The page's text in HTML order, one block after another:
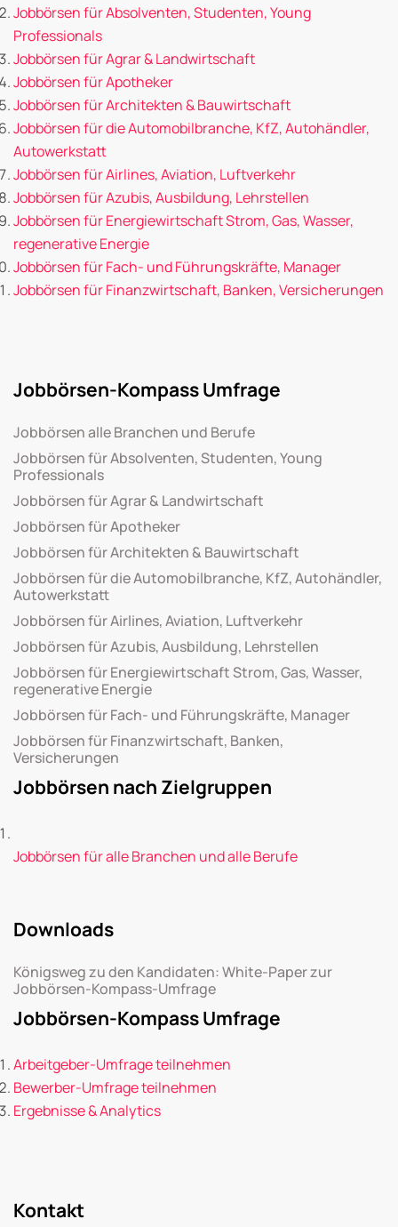
Jobbörsen für Absolventen, Studenten, Young
Professionals
Jobbörsen für Agrar & Landwirtschaft
Jobbörsen für Apotheker
Jobbörsen für Architekten & Bauwirtschaft
Jobbörsen für die Automobilbranche, KfZ, Autohändler,
Autowerkstatt
Jobbörsen für Airlines, Aviation, Luftverkehr
Jobbörsen für Azubis, Ausbildung, Lehrstellen
Jobbörsen für Energiewirtschaft Strom, Gas, Wasser,
regenerative Energie
Jobbörsen für Fach- und Führungskräfte, Manager
Jobbörsen für Finanzwirtschaft, Banken, Versicherungen
Jobbörsen-Kompass Umfrage
Jobbörsen alle Branchen und Berufe
Jobbörsen für Absolventen, Studenten, Young
Professionals
Jobbörsen für Agrar & Landwirtschaft
Jobbörsen für Apotheker
Jobbörsen für Architekten & Bauwirtschaft
Jobbörsen für die Automobilbranche, KfZ, Autohändler,
Autowerkstatt
Jobbörsen für Airlines, Aviation, Luftverkehr
Jobbörsen für Azubis, Ausbildung, Lehrstellen
Jobbörsen für Energiewirtschaft Strom, Gas, Wasser,
regenerative Energie
Jobbörsen für Fach- und Führungskräfte, Manager
Jobbörsen für Finanzwirtschaft, Banken,
Versicherungen
Jobbörsen nach Zielgruppen
Jobbörsen für alle Branchen und alle Berufe
Downloads
Königsweg zu den Kandidaten: White-Paper zur
Jobbörsen-Kompass-Umfrage
Jobbörsen-Kompass Umfrage
Arbeitgeber-Umfrage teilnehmen
Bewerber-Umfrage teilnehmen
Ergebnisse & Analytics
Kontakt